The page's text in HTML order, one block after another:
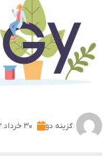
گزینه دو ۳۰ خرداد ۱۴۰۳